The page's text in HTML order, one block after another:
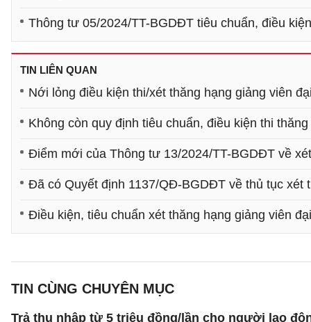
Thông tư 05/2024/TT-BGDĐT tiêu chuẩn, điều
TIN LIÊN QUAN
Nới lỏng điều kiện thi/xét thăng hạng giảng viên
Không còn quy định tiêu chuẩn, điều kiện thi
Điểm mới của Thông tư 13/2024/TT-BGDĐT về
Đã có Quyết định 1137/QĐ-BGDĐT về thủ tục xét
Điều kiện, tiêu chuẩn xét thăng hạng giảng viên
TIN CÙNG CHUYÊN MỤC
Trả thu nhập từ 5 triệu đồng/lần cho người lao